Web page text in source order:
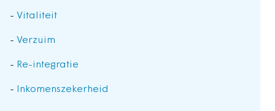
- Vitaliteit
- Verzuim
- Re-integratie
- Inkomenszekerheid